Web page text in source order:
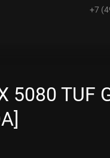
+7
5080 TUF